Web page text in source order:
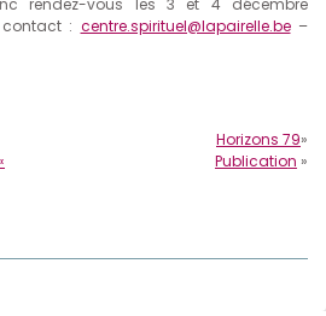
rendez-vous les 3 et 4 décembre
: centre.spirituel@lapairelle.be–
Horizons 79»
Publication »